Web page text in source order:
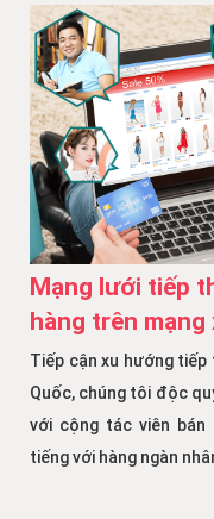
Mạng lưới tiếp
hàng trên
Tiếp cận xu hướng
Quốc, chúng tôi độc
với cộng tác viên bán
tiếng với hàng ngàn